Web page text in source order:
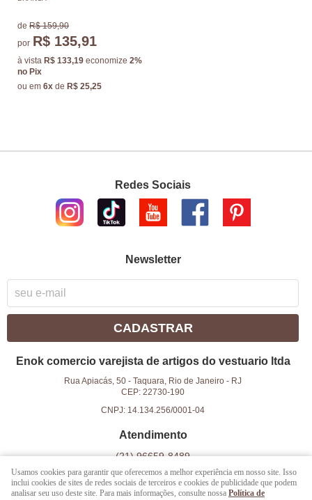
de R$ 159,90
por R$ 135,91
à vista R$ 133,19 economize 2%
no Pix
ou em 6x de R$ 25,25
Redes Sociais
Newsletter
CADASTRAR
Enok comercio varejista de artigos do vestuario ltda
Rua Apiacás, 50 -Taquara, Rio de Janeiro - RJ
CEP: 22730-190
CNPJ: 14.134.256/0001-04
Atendimento
(21)96659-8489
(21)96659-8489(WhatsApp)
das 9h as 18h
Usamos cookies para garantir que oferecemos a melhor experiência em nosso site. Isso
inclui cookies de sites de redes sociais de terceiros e cookies de publicidade que podem
analisar seu uso deste site. Para mais informações, consulte nossa Política de